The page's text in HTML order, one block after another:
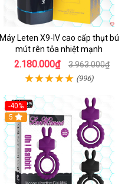
Máy Leten X9-IV cao cấp thụt bú
mút rên tỏa nhiệt mạnh
2.180.000₫ 3.963.000₫
(996)
-40%
5